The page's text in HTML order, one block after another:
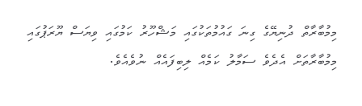
މިމުބާރާތް ދުނިޔޭގެ ގިނަ ގައުމުތަކުގައި މަޝްހޫރު ކަމުގައި ވިޔަސް ޔޫރަޕުގައި
މިމުބާރާތަށް އެދެވެ ސަމާލު ކަމެއް ލިބިފައެއް ނުވެއެވެ.